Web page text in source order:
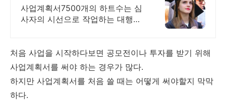
24시 주말 상담 가능 저렴
사업계획서7500개의 하트수는 심
사자의 시선으로 작업하는 대행업
행/보안 보장/각종 모든 문서/24시
진행
처음 사업을 시작하다보면 공모전이나 투자를 받기 위해
사업계획서를 써야 하는 경우가 많다.
하지만 사업계획서를 처음 쓸 때는 어떻게 써야할지 막막
하다.